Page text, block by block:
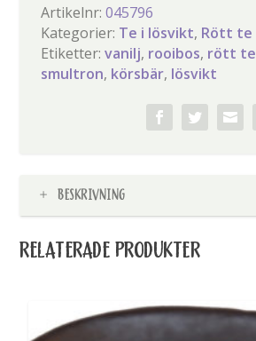
Artikelnr:045796
Kategorier: Te i lösvikt, Rött te
Etiketter:vanilj, rooibos, rött te
smultron, körsbär, lösvikt
BESKRIVNING
RELATERADE PRODUKTER